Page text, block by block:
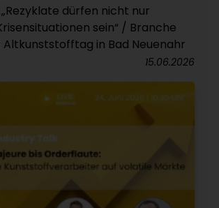
dürfen nicht nur
sein“ / Branche
in Bad Neuenahr
15.06.2026